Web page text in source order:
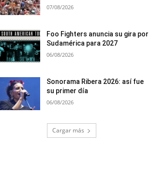
07/08/2026
Foo Fighters anuncia su gira por
Sudamérica para 2027
06/08/2026
Sonorama Ribera 2026: así fue
su primer día
06/08/2026
Cargar más